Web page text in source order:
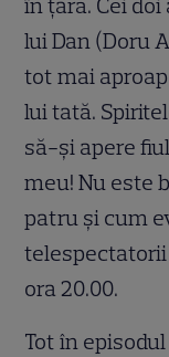
în țară. Cei
lui Dan (Doru
tot mai
lui tată.
să-și apere
meu! Nu este
patru și cum
telespectatorii
ora 20.00.
Tot în